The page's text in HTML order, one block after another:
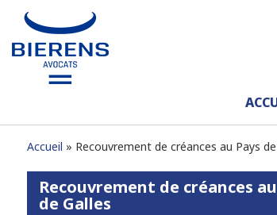
Accueil Recouvrement de créances au Pays
Recouvrement de créances
de Galles